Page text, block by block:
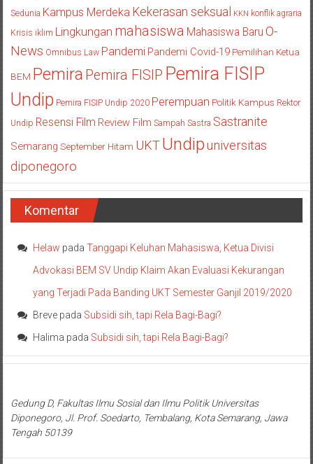
Sedunia Kampus Merdeka Kekerasan seksual KKN konflik agraria
Krisis iklim Lingkungan mahasiswa Mahasiswa Baru O-
News Omnibus Law Pandemi Pandemi Covid-19 Pemilihan Ketua
BEM Pemira Pemira FISIP Pemira FISIP
Undip Pemira FISIP Undip 2020 Perempuan Politik Kampus Rektor
Undip Resensi Film Review Film Sampah Sastra Sastranite
Semarang September Hitam UKTUndipuniversitas
diponegoro
Komentar
Helaw padaTanggapi Keluhan Mahasiswa, Ketua Divisi
Advokasi BEM SV Undip Klaim Akan Evaluasi Kekurangan
yang Terjadi Pada Banding UKT Semester Ganjil 2019/2020
Breve pada Subsidi sih, tapi Rela Bagi-Bagi?
Halima pada Subsidi sih, tapi Rela Bagi-Bagi?
Gedung D, Fakultas Ilmu Sosial dan Ilmu Politik Universitas
Diponegoro, Jl. Prof. Soedarto, Tembalang, Kota Semarang, Jawa
Tengah 50139